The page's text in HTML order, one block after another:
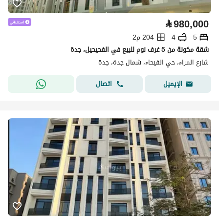
⃁980,000
5
4
204 م2
شقة مكونة من 5 غرف نوم للبيع في الفحيحيل، جدة
شارع المراء، حي الفيحاء، شمال جدة، جدة
الإيميل
اتصال